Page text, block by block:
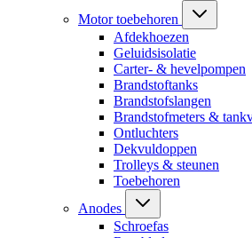
Motor toebehoren
Afdekhoezen
Geluidsisolatie
Carter- & hevelpompen
Brandstoftanks
Brandstofslangen
Brandstofmeters &
Ontluchters
Dekvuldoppen
Trolleys & steunen
Toebehoren
Anodes
Schroefas